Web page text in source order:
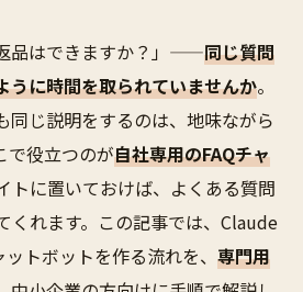
品はできますか？」——同じ質問
うに時間を取られていませんか。
同じ説明をするのは、地味ながら
で役立つのが自社専用のFAQチャ
トに置いておけば、よくある質問
くれます。この記事では、Claude
トボットを作る流れを、 専門用